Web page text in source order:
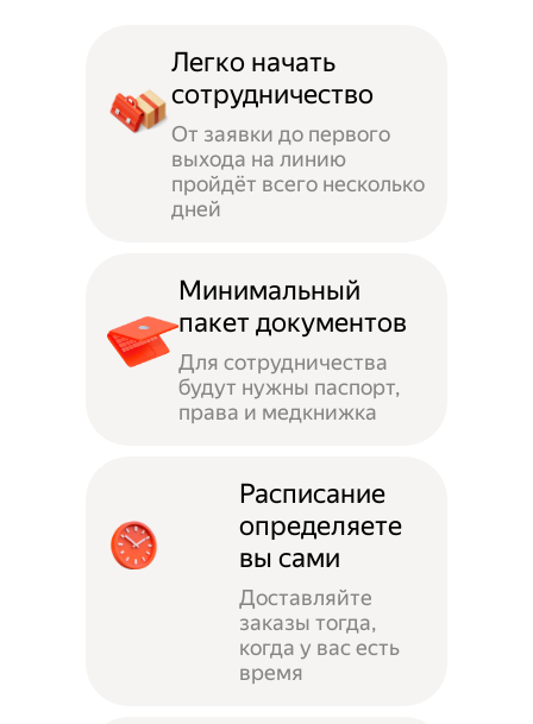
Легко начать
сотрудничество
От заявки до первого
выхода на линию
пройдёт всего несколько
дней
Минимальный
пакет документов
Для сотрудничества
будут нужны паспорт,
права и медкнижка
Расписание
определяете
вы сами
Доставляйте
заказы тогда,
когда у вас есть
время